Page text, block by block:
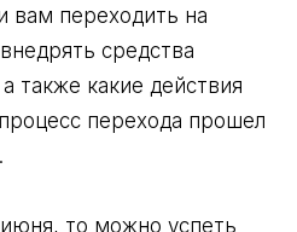
вам переходить на
средства
также какие действия
перехода прошел
то можно успеть